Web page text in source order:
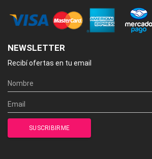
NEWSLETTER
Recibí ofertas en tu email